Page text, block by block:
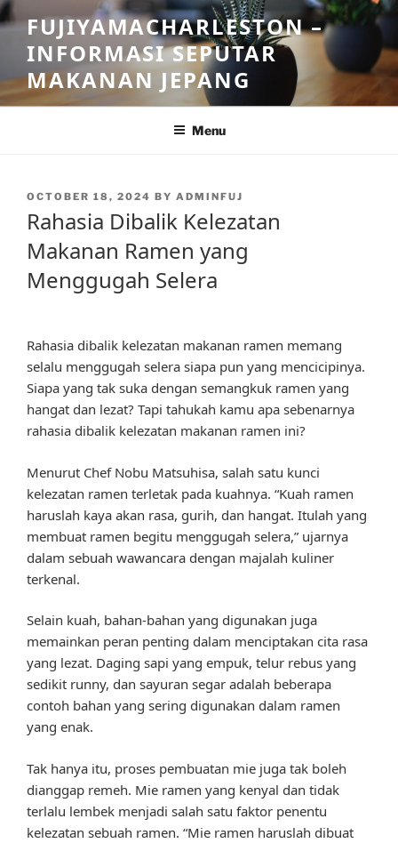
Skip
to
content
FUJIYAMACHARLESTON –
INFORMASI SEPUTAR
MAKANAN JEPANG
Menu
POSTED
OCTOBER 18, 2024 BY ADMINFUJ
Rahasia Dibalik Kelezatan
Makanan Ramen yang
Menggugah Selera
Rahasia dibalik kelezatan makanan ramen memang
selalu menggugah selera siapa pun yang mencicipinya.
Siapa yang tak suka dengan semangkuk ramen yang
hangat dan lezat? Tapi tahukah kamu apa sebenarnya
rahasia dibalik kelezatan makanan ramen ini?
Menurut Chef Nobu Matsuhisa, salah satu kunci
kelezatan ramen terletak pada kuahnya. “Kuah ramen
haruslah kaya akan rasa, gurih, dan hangat. Itulah yang
membuat ramen begitu menggugah selera,” ujarnya
dalam sebuah wawancara dengan majalah kuliner
terkenal.
Selain kuah, bahan-bahan yang digunakan juga
memainkan peran penting dalam menciptakan cita rasa
yang lezat. Daging sapi yang empuk, telur rebus yang
sedikit runny, dan sayuran segar adalah beberapa
contoh bahan yang sering digunakan dalam ramen
yang enak.
Tak hanya itu, proses pembuatan mie juga tak boleh
dianggap remeh. Mie ramen yang kenyal dan tidak
terlalu lembek menjadi salah satu faktor penentu
kelezatan sebuah ramen. “Mie ramen haruslah dibuat